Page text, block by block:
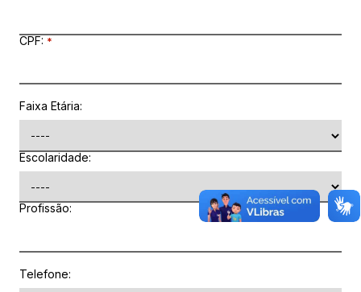
CPF: *
Faixa Etária:
Escolaridade:
Profissão:
Telefone: